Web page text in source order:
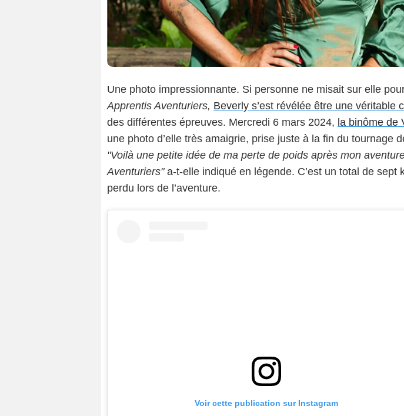
Une photo impressionnante. Si personne ne misait sur elle
Apprentis Aventuriers, Beverly s’est révélée être une véritable
des différentes épreuves. Mercredi 6 mars 2024, la binôme de
une photo d’elle très amaigrie, prise juste à la fin du tournage
"Voilà une petite idée de ma perte de poids après mon
Aventuriers"a-t-elle indiqué en légende. C’est un total de sept
perdu lors de l’aventure.
Voir cette publication sur Instagram